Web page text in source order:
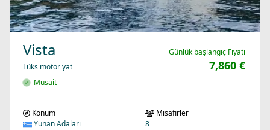
Vista
Lüks motor yat
Müsait
Günlük başlangıç Fiyatı
7,860 €
Konum
Yunan Adaları
Misafirler
8